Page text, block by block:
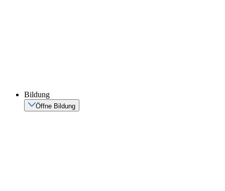
Bildung
Öffne Bildung